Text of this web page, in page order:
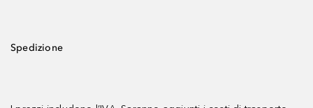
Spedizione